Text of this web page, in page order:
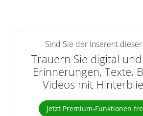
Sind Sie der Inserent dieser
Trauern Sie digital
Erinnerungen, Texte,
Videos mit
Jetzt Premium-Funktionen